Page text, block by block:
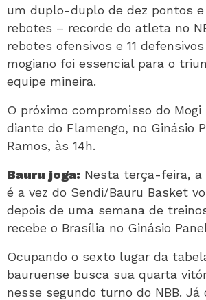
um duplo-duplo de dez pontos e
rebotes – recorde do atleta no
rebotes ofensivos e 11
mogiano foi essencial para o
equipe mineira.
O próximo compromisso do Mogi
diante do Flamengo, no Ginásio
Ramos, às 14h.
Bauru joga: Nesta terça-feira, a
é a vez do Sendi/Bauru Basket
depois de uma semana de
recebe o Brasília no Ginásio
Ocupando o sexto lugar da
bauruense busca sua quarta
nesse segundo turno do NBB. Já